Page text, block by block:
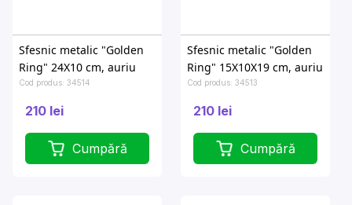
Sfesnic metalic "Golden
Ring" 24X10 cm, auriu
Cod produs: 34514
210 lei
Cumpără
Sfesnic metalic "Golden
Ring" 15X10X19 cm, auriu
Cod produs: 34513
210 lei
Cumpără